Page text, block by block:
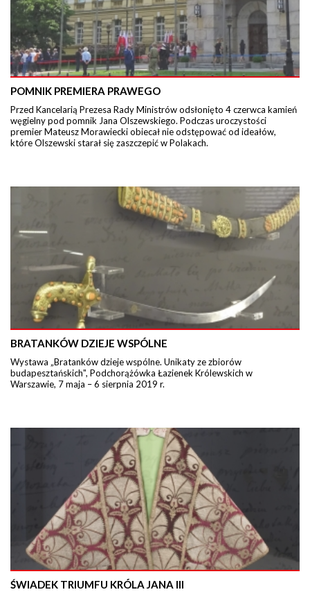
POMNIK PREMIERA PRAWEGO
Przed Kancelarią Prezesa Rady Ministrów odsłonięto 4 czerwca kamień
węgielny pod pomnik Jana Olszewskiego. Podczas uroczystości
premier Mateusz Morawiecki obiecał nie odstępować od ideałów,
które Olszewski starał się zaszczepić w Polakach.
BRATANKÓW DZIEJE WSPÓLNE
Wystawa „Bratanków dzieje wspólne. Unikaty ze zbiorów
budapesztańskich", Podchorążówka Łazienek Królewskich w
Warszawie, 7 maja – 6 sierpnia 2019 r.
ŚWIADEK TRIUMFU KRÓLA JANA III